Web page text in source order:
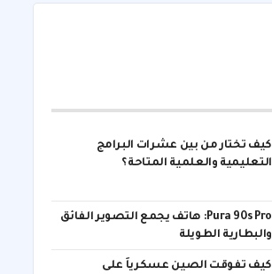
كيف تختار من بين عشرات البرامج
التعليمية والعلمية المتاحة؟
Pura 90s Pro: هاتف يجمع التصوير الفائق
والبطارية الطويلة
كيف تفوقت الصين عسكرياً على